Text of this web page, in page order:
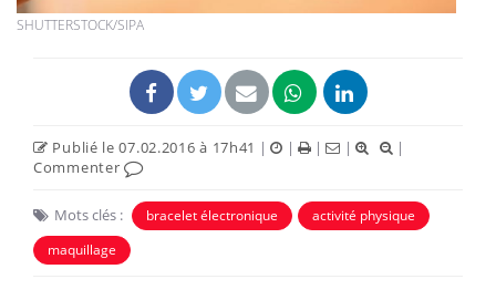
SHUTTERSTOCK/SIPA
Publié le 07.02.2016 à 17h41 | | | |
|
Commenter
Mots clés : bracelet électronique
activité physique
maquillage